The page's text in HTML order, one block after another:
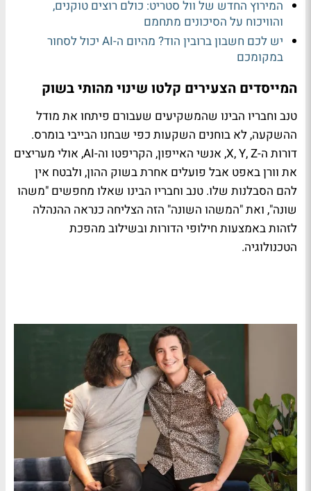
המירוץ החדש של וול סטריט: כולם רוצים טוקנים,
והוויכוח על הסיכונים מתחמם
יש לכם חשבון ברובין הוד? מהיום ה-AI יכול לסחור
במקומכם
המייסדים הצעירים קלטו שינוי מהותי בשוק
טנב וחבריו הבינו שהמשקיעים שעבורם פיתחו את מודל
ההשקעה, לא בוחנים השקעות כפי שבחנו הבייבי בומרס.
דורות ה-X, Y, Z, אנשי האייפון, הקריפטו וה-AI, אולי מעריצים
את וורן באפט אבל פועלים אחרת בשוק ההון, ולבטח אין
להם הסבלנות שלו. טנב וחבריו הבינו שאלו מחפשים "משהו
שונה", ואת "המשהו השונה" הזה הצליחה כנראה ההנהלה
לזהות באמצעות חילופי הדורות ובשילוב מהפכת
הטכנולוגיה.